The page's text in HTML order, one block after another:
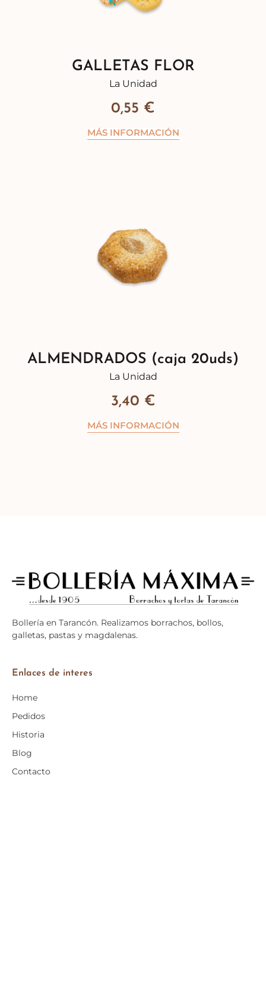
GALLETAS FLOR
La Unidad
0,55 €
MÁS INFORMACIÓN
ALMENDRADOS (caja 20uds)
La Unidad
3,40 €
MÁS INFORMACIÓN
Bollería en Tarancón. Realizamos borrachos, bollos,
galletas, pastas y magdalenas.
Enlaces de interes
Home
Pedidos
Historia
Blog
Contacto